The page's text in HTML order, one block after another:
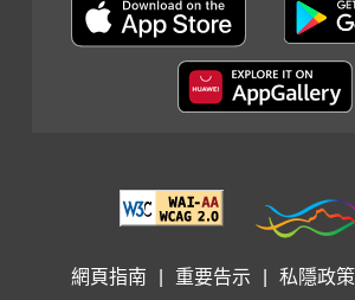
網頁指南 重要告示 私隱政策